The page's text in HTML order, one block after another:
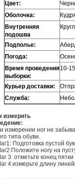
Цвет:
Оболочка:
Внутренняя
подошва
Подполье:
Погода:
Время проведения
выборки:
10-
Курьер доставки:
Служба:
измерить
измерении ног не
типа обуви.
Подготовка пустой
ногу на
3: отметьте конец
4:измерьте длину